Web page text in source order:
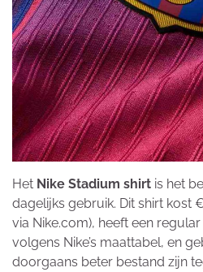
Het Nike Stadium shirt is het
dagelijks gebruik. Dit shirt kost
via Nike.com), heeft een
volgens Nike’s maattabel, en
doorgaans beter bestand zijn